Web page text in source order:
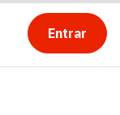
Entrar